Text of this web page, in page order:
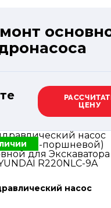
ЦЕНУ
насос